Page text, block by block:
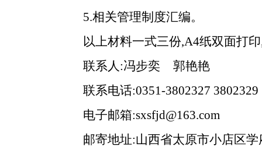
5.相关管理制度汇编。
以上材料一式三份,A4纸双面打
联系人:冯步奕 郭艳艳
联系电话:0351-3802327 3802329
电子邮箱:sxsfjd@163.com
邮寄地址:山西省太原市小店区学